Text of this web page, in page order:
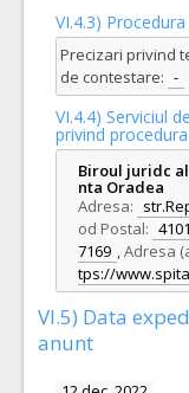
VI.4.3)
Precizari privind
de contestare: -
VI.4.4) Serviciul
privind
Biroul juridc
nta Oradea
Adresa:
od Postal:
7169 ,Adresa
tps://
VI.5) Data
anunt